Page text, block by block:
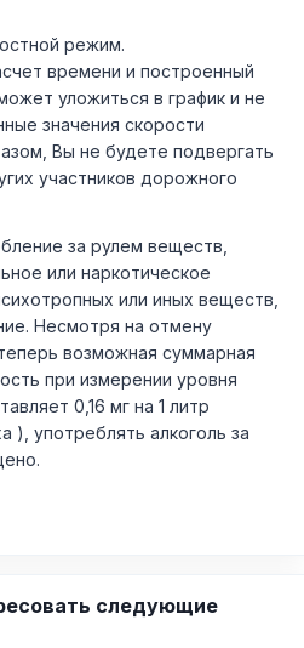
режим.
времени и построенный
уложиться в график и не
значения скорости
Вы не будете подвергать
участников дорожного
за рулем веществ,
или наркотическое
или иных веществ,
Несмотря на отмену
возможная суммарная
при измерении уровня
0,16 мг на 1 литр
), употреблять алкоголь за
следующие